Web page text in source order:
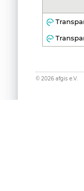
© 2026afgis e.V.